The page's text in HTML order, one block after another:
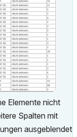
Elemente nicht
Spalten mit
ausgeblendet